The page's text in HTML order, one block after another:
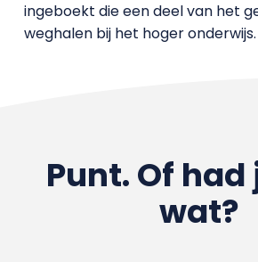
ingeboekt die een deel van het
weghalen bij het hoger onderwijs.
Punt. Of
wat?